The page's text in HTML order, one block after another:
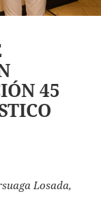
45
Losada,